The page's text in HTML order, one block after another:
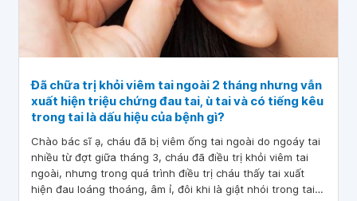
Đã chữa trị khỏi viêm tai ngoài 2 tháng nhưng vẫn
xuất hiện triệu chứng đau tai, ù tai và có tiếng kêu
trong tai là dấu hiệu của bệnh gì?
Chào bác sĩ ạ, cháu đã bị viêm ống tai ngoài do ngoáy tai
nhiều từ đợt giữa tháng 3, cháu đã điều trị khỏi viêm tai
ngoài, nhưng trong quá trình điều trị cháu thấy tai xuất
hiện đau loáng thoáng, âm ỉ, đôi khi là giật nhói trong tai,